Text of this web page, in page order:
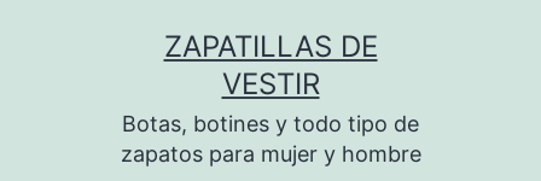
ZAPATILLAS DE
VESTIR
Botas, botines y todo tipo de
zapatos para mujer y hombre